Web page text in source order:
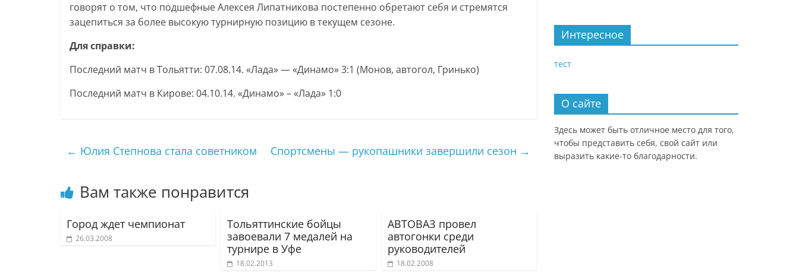
говорят о том, что подшефные Алексея Липатникова постепенно обретают себя и стремятся
зацепиться за более высокую турнирную позицию в текущем сезоне.
Для справки:
Последний матч в Тольятти: 07.08.14. «Лада» — «Динамо» 3:1 (Монов, автогол, Гринько)
Последний матч в Кирове: 04.10.14. «Динамо» – «Лада» 1:0
← Юлия Степнова стала советником Спортсмены — рукопашники завершили сезон →
Вам также понравится
Город ждет чемпионат
26.03.2008
Тольяттинские бойцы
завоевали 7 медалей на
турнире в Уфе
18.02.2013
АВТОВАЗ провел
автогонки среди
руководителей
18.02.2008
Интересное
тест
О сайте
Здесь может быть отличное место для того,
чтобы представить себя, свой сайт или
выразить какие-то благодарности.